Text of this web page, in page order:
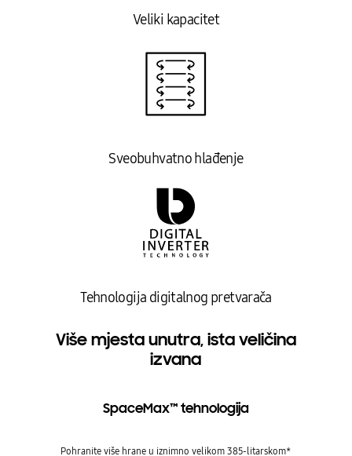
Veliki kapacitet
Sveobuhvatno hlađenje
Tehnologija digitalnog pretvarača
Više mjesta unutra, ista veličina
izvana
SpaceMax™ tehnologija
Pohranite više hrane u iznimno velikom 385-litarskom*